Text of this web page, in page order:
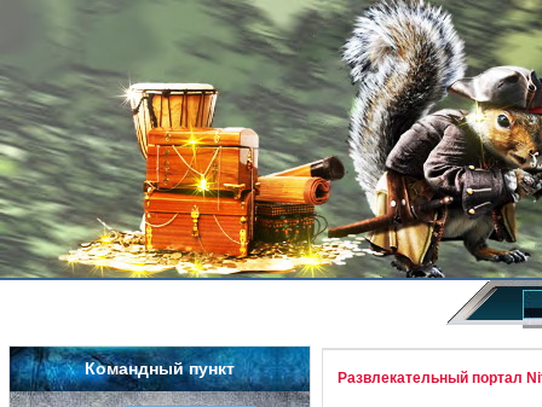
Командный пункт Развлекательный портал